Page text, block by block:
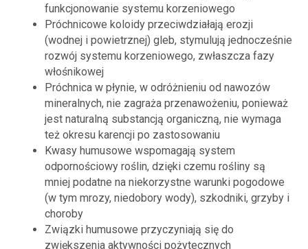
funkcjonowanie systemu korzeniowego
Próchnicowe koloidy przeciwdziałają erozji
(wodnej i powietrznej) gleb, stymulują jednocześnie
rozwój systemu korzeniowego, zwłaszcza fazy
włośnikowej
Próchnica w płynie, w odróżnieniu od nawozów
mineralnych, nie zagraża przenawożeniu, ponieważ
jest naturalną substancją organiczną, nie wymaga
też okresu karencji po zastosowaniu
Kwasy humusowe wspomagają system
odpornościowy roślin, dzięki czemu rośliny są
mniej podatne na niekorzystne warunki pogodowe
(w tym mrozy, niedobory wody), szkodniki, grzyby i
choroby
Związki humusowe przyczyniają się do
zwiększenia aktywności pożytecznych